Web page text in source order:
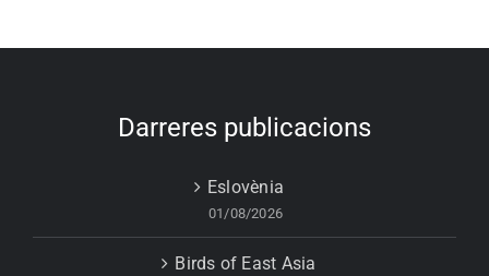
Darreres publicacions
Eslovènia
01/08/2026
Birds of East Asia